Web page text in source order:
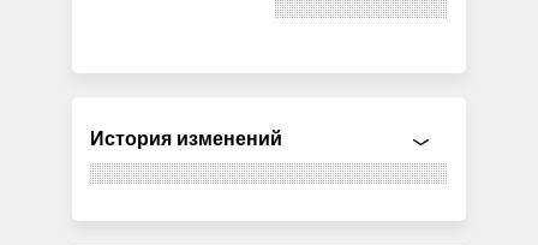
История изменений